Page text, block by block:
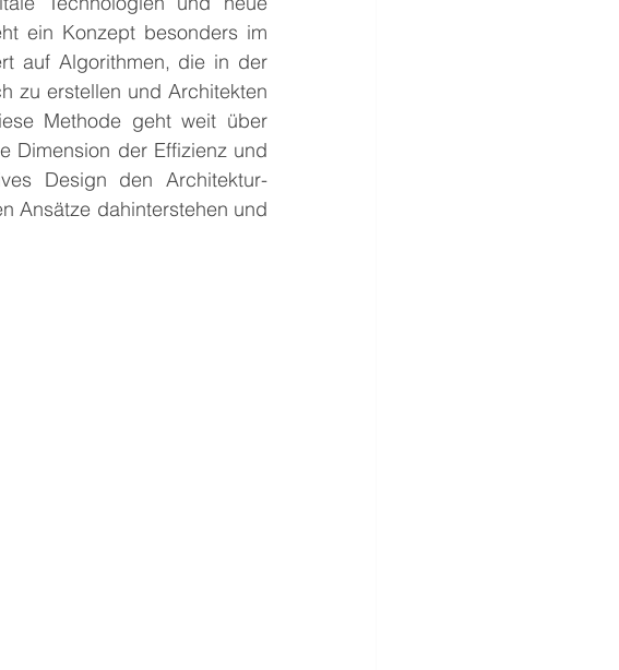
ein Konzept besonders im
auf Algorithmen, die in der
zu erstellen und Architekten
Methode geht weit über
Dimension der Effizienz und
Design den Architektur-
Ansätze dahinterstehen und